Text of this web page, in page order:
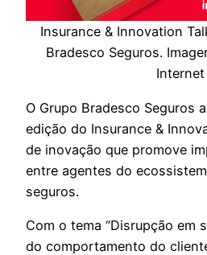
Insurance & Innovation
Bradesco Seguros.
Internet
O Grupo Bradesco Seguros
edição do Insurance &
de inovação que promove
entre agentes do
seguros.
Com o tema “Disrupção em
do comportamento do